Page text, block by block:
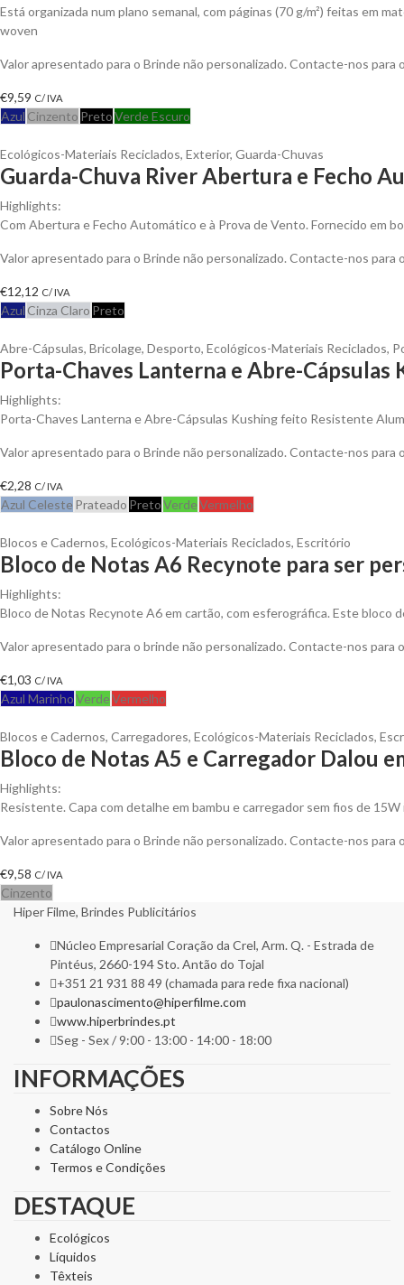
Está organizada num plano semanal, com páginas (70 g/m²) feitas em
woven
Valor apresentado para o Brinde não personalizado. Contacte-nos
€9,59 C/ IVA
Azul Cinzento PretoVerde Escuro
Ecológicos-Materiais Reciclados, Exterior, Guarda-Chuvas
Guarda-Chuva River Abertura e Fecho
Highlights:
Com Abertura e Fecho Automático e à Prova de Vento. Fornecido em
Valor apresentado para o Brinde não personalizado. Contacte-nos
€12,12 C/ IVA
Azul Cinza Claro Preto
Abre-Cápsulas, Bricolage, Desporto, Ecológicos-Materiais Reciclados,
Porta-Chaves Lanterna e Abre-Cápsulas
Highlights:
Porta-Chaves Lanterna e Abre-Cápsulas Kushing feito Resistente
Valor apresentado para o Brinde não personalizado. Contacte-nos
€2,28 C/ IVA
Azul Celeste Prateado PretoVerdeVermelho
Blocos e Cadernos, Ecológicos-Materiais Reciclados, Escritório
Bloco de Notas A6 Recynote para ser
Highlights:
Bloco de Notas Recynote A6 em cartão, com esferográfica. Este bloco
Valor apresentado para o brinde não personalizado. Contacte-nos
€1,03 C/ IVA
Azul MarinhoVerdeVermelho
Blocos e Cadernos, Carregadores, Ecológicos-Materiais Reciclados,
Bloco de Notas A5 e Carregador Dalou
Highlights:
Resistente. Capa com detalhe em bambu e carregador sem fios de
Valor apresentado para o Brinde não personalizado. Contacte-nos
€9,58 C/ IVA
Cinzento
Hiper Filme, Brindes Publicitários
Núcleo Empresarial Coração da Crel, Arm. Q. - Estrada de
Pintéus, 2660-194 Sto. Antão do Tojal
+351 21 931 88 49 (chamada para rede fixa nacional)
paulonascimento@hiperfilme.com
www.hiperbrindes.pt
Seg - Sex / 9:00 - 13:00 - 14:00 - 18:00
INFORMAÇÕES
Sobre Nós
Contactos
Catálogo Online
Termos e Condições
DESTAQUE
Ecológicos
Líquidos
Têxteis